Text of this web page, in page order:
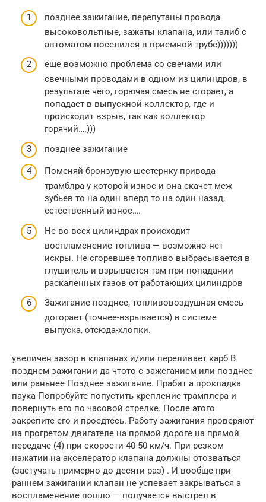
позднее зажигание, перепутаны провода
высоковольтные, зажаты клапана, или талиб с
автоматом поселился в приемной трубе)))))))
еще возможно проблема со свечами или
свечными проводами в одном из цилиндров, в
результате чего, горючая смесь не сгорает, а
попадает в выпускной коллектор, где и
происходит взрыв, так как коллектор
горячий….)))
позднее зажигание
Поменяй бронзувую шестернку привода
трамблра у которой износ и она скачет меж
зубьев то на один вперд то на один назад,
естественный износ….
Не во всех цилиндрах происходит
воспламенение топлива — возможно нет
искры. Не сгоревшее топливо выбрасывается в
глушитель и взрывается там при попадании
раскаленных газов от работающих цилиндров
Зажигание позднее, топливовоздушная смесь
догорает (точнее-взрывается) в системе
выпуска, отсюда-хлопки.
увеличен зазор в клапанах и/или переливает карб В
позднем зажигании да чтото с зажеганием или позднее
или раньнее Позднее зажигание. Прабит а прокладка
паука Попробуйте попустить крепление трамплера и
повернуть его по часовой стрелке. После этого
закрепите его и проедтесь. Работу зажигания проверяют
на прогретом двигателе на прямой дороге на прямой
передаче (4) при скорости 40-50 км/ч. При резком
нажатии на акселератор клапана должны отозваться
(застучать примерно до десяти раз) . И вообще при
раннем зажигании клапан не успевает закрываться а
воспламенение пошло — получается выстрел в